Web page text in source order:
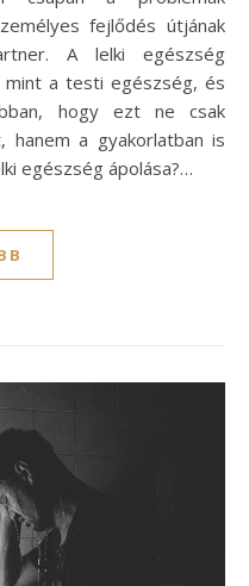
fejlődés útjának
A lelki egészség
mint a testi egészség, és
hogy ezt ne csak
a gyakorlatban is
egészség ápolása?…